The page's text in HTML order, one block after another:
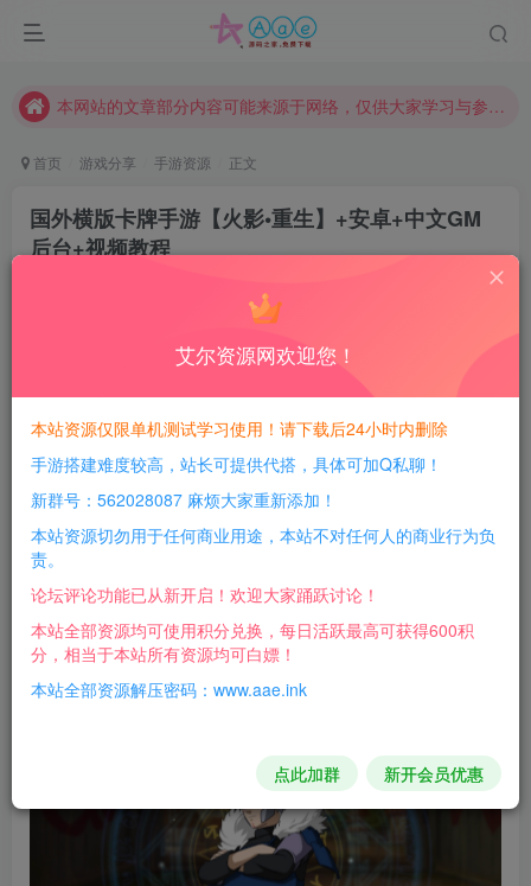
现在赞助会员享受专属折扣，详情点击此条公告。
本网站的文章部分内容可能来源于网络，仅供大家学习与参考，如有侵权，请联系站长QQ466107887进行删除处理。
首页 游戏分享 手游资源 正文
国外横版卡牌手游【火影•重生】+安卓+中文GM
后台+视频教程
每日活跃最高可获得600积分！所有资源可以使用
积分免费兑换！
艾尔资源网欢迎您！
本站资源仅限单机测试学习使用！请下载后24小时内删除
手游搭建难度较高，站长可提供代搭，具体可加Q私聊！
新群号：562028087 麻烦大家重新添加！
本站资源切勿用于任何商业用途，本站不对任何人的商业行为负
责。
论坛评论功能已从新开启！欢迎大家踊跃讨论！
本站全部资源均可使用积分兑换，每日活跃最高可获得600积
分，相当于本站所有资源均可白嫖！
本站全部资源解压密码：www.aae.ink
点此加群 新开会员优惠